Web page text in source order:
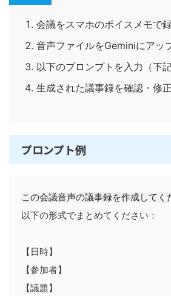
会議をスマホのボイスメモで
音声ファイルをGeminiにアッ
以下のプロンプトを入力（下記
生成された議事録を確認・修
プロンプト例
この会議音声の議事録を作成してく
以下の形式でまとめてください：
【日時】
【参加者】
【議題】